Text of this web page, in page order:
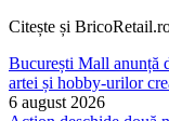
Citește și
București Mall anunță
artei și hobby-urilor
6 august 2026